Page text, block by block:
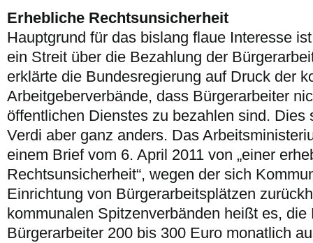
Erhebliche Rechtsunsicherheit
Hauptgrund für das bislang flaue Interesse
ein Streit über die Bezahlung der
erklärte die Bundesregierung auf Druck der
Arbeitgeberverbände, dass Bürgerarbeiter
öffentlichen Dienstes zu bezahlen sind. Dies
Verdi aber ganz anders. Das
einem Brief vom 6. April 2011 von „einer
Rechtsunsicherheit“, wegen der sich
Einrichtung von Bürgerarbeitsplätzen
kommunalen Spitzenverbänden heißt es,
Bürgerarbeiter 200 bis 300 Euro monatlich